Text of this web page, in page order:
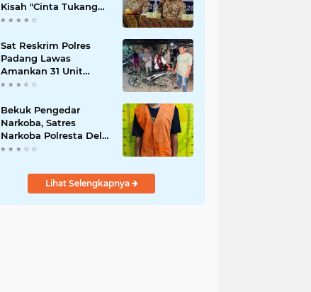
Kisah "Cinta Tukang
Parkir"
Sat Reskrim Polres
Padang Lawas
Amankan 31 Unit
Sepeda Motor Diduga
Rumah Warga di Pasar
Latong
Bekuk Pengedar
Narkoba, Satres
Narkoba Polresta Deli
Serdang amankan
Lihat Selengkapnya